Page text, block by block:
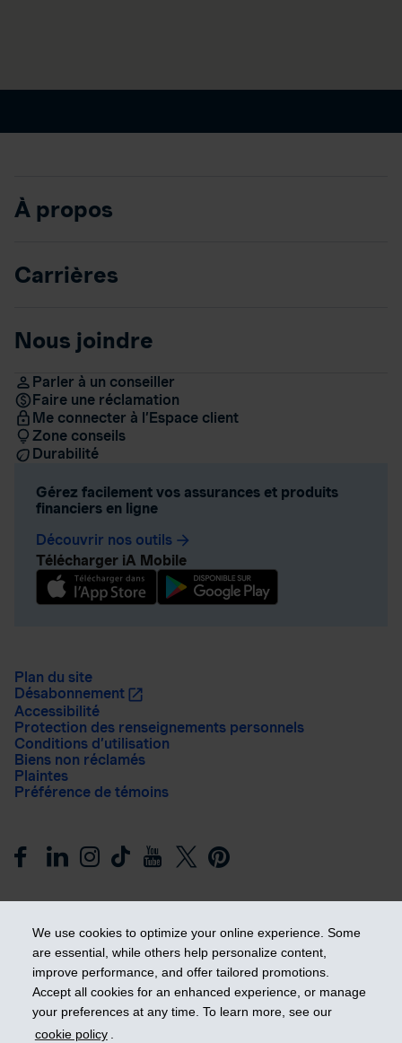
We use cookies to optimize your online experience. Some
are essential, while others help personalize content,
improve performance, and offer tailored promotions.
Accept all cookies for an enhanced experience, or manage
your preferences at any time. To learn more, see our
cookie policy .
À propos
Carrières
Nous joindre
Parler à un conseiller
Faire une réclamation
Me connecter à l’Espace client
Zone conseils
Durabilité
Gérez facilement vos assurances et produits
financiers en ligne
Découvrir nos outils arrow_forward
Télécharger iA Mobile
Plan du site
Désabonnement
Accessibilité
Protection des renseignements personnels
Conditions d’utilisation
Biens non réclamés
Plaintes
Préférence de témoins
Prendre les devants